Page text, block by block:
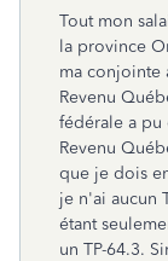
Tout mon
la province
ma conjointe
Revenu
fédérale a pu
Revenu
que je dois
je n'ai aucun
étant
un TP-64.3.